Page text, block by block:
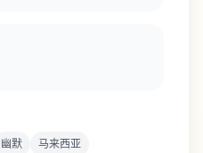
幽默 马来西亚